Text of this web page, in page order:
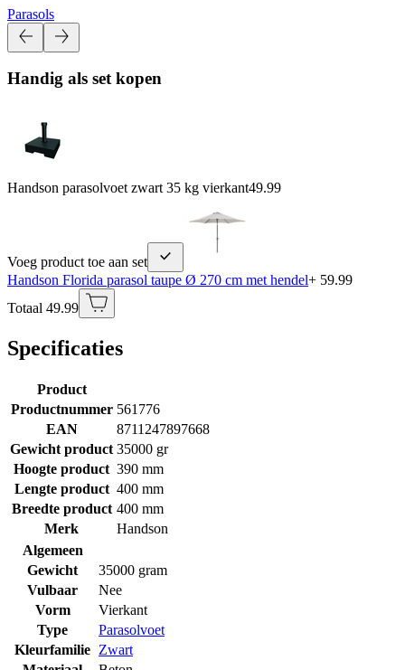
Parasols
Handig als set kopen
Handson parasolvoet zwart 35 kg vierkant49.99
Voeg product toe aan set
Handson Florida parasol taupe Ø 270 cm met hendel+ 59.99
Totaal 49.99
Specificaties
Product
Productnummer 561776
EAN
8711247897668
Gewicht product 35000 gr
Hoogte product 390 mm
Lengte product 400 mm
Breedte product 400 mm
Merk
Handson
Algemeen
Gewicht
35000 gram
Vulbaar
Nee
Vorm
Vierkant
Type
Parasolvoet
Kleurfamilie Zwart